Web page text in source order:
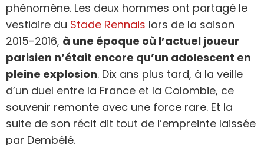
phénomène. Les deux hommes ont partagé le
vestiaire du Stade Rennais lors de la saison
2015-2016, à une époque où l’actuel joueur
parisien n’était encore qu’un adolescent en
pleine explosion. Dix ans plus tard, à la veille
d’un duel entre la France et la Colombie, ce
souvenir remonte avec une force rare. Et la
suite de son récit dit tout de l’empreinte laissée
par Dembélé.